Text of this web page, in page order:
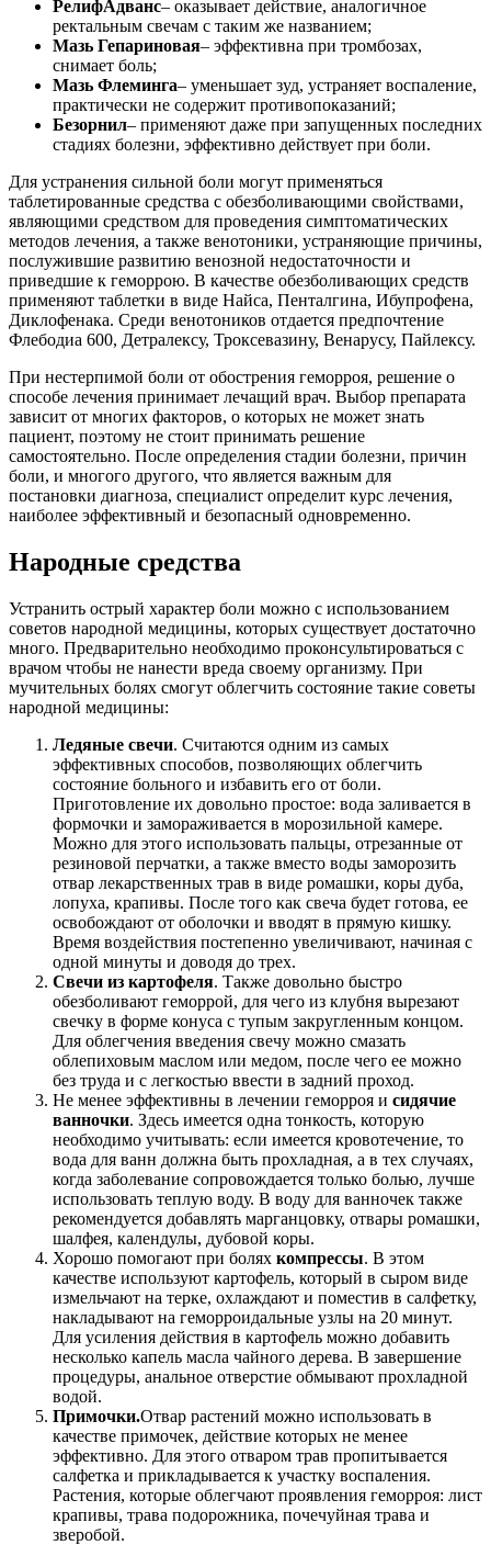
РелифАдванс– оказывает действие, аналогичное
ректальным свечам с таким же названием;
Мазь Гепариновая– эффективна при тромбозах,
снимает боль;
Мазь Флеминга– уменьшает зуд, устраняет воспаление,
практически не содержит противопоказаний;
Безорнил– применяют даже при запущенных последних
стадиях болезни, эффективно действует при боли.
Для устранения сильной боли могут применяться
таблетированные средства с обезболивающими свойствами,
являющими средством для проведения симптоматических
методов лечения, а также венотоники, устраняющие причины,
послужившие развитию венозной недостаточности и
приведшие к геморрою. В качестве обезболивающих средств
применяют таблетки в виде Найса, Пенталгина, Ибупрофена,
Диклофенака. Среди венотоников отдается предпочтение
Флебодиа 600, Детралексу, Троксевазину, Венарусу, Пайлексу.
При нестерпимой боли от обострения геморроя, решение о
способе лечения принимает лечащий врач. Выбор препарата
зависит от многих факторов, о которых не может знать
пациент, поэтому не стоит принимать решение
самостоятельно. После определения стадии болезни, причин
боли, и многого другого, что является важным для
постановки диагноза, специалист определит курс лечения,
наиболее эффективный и безопасный одновременно.
Народные средства
Устранить острый характер боли можно с использованием
советов народной медицины, которых существует достаточно
много. Предварительно необходимо проконсультироваться с
врачом чтобы не нанести вреда своему организму. При
мучительных болях смогут облегчить состояние такие советы
народной медицины:
Ледяные свечи. Считаются одним из самых
эффективных способов, позволяющих облегчить
состояние больного и избавить его от боли.
Приготовление их довольно простое: вода заливается в
формочки и замораживается в морозильной камере.
Можно для этого использовать пальцы, отрезанные от
резиновой перчатки, а также вместо воды заморозить
отвар лекарственных трав в виде ромашки, коры дуба,
лопуха, крапивы. После того как свеча будет готова, ее
освобождают от оболочки и вводят в прямую кишку.
Время воздействия постепенно увеличивают, начиная с
одной минуты и доводя до трех.
Свечи из картофеля. Также довольно быстро
обезболивают геморрой, для чего из клубня вырезают
свечку в форме конуса с тупым закругленным концом.
Для облегчения введения свечу можно смазать
облепиховым маслом или медом, после чего ее можно
без труда и с легкостью ввести в задний проход.
Не менее эффективны в лечении геморроя и сидячие
ванночки. Здесь имеется одна тонкость, которую
необходимо учитывать: если имеется кровотечение, то
вода для ванн должна быть прохладная, а в тех случаях,
когда заболевание сопровождается только болью, лучше
использовать теплую воду. В воду для ванночек также
рекомендуется добавлять марганцовку, отвары ромашки,
шалфея, календулы, дубовой коры.
Хорошо помогают при болях компрессы. В этом
качестве используют картофель, который в сыром виде
измельчают на терке, охлаждают и поместив в салфетку,
накладывают на геморроидальные узлы на 20 минут.
Для усиления действия в картофель можно добавить
несколько капель масла чайного дерева. В завершение
процедуры, анальное отверстие обмывают прохладной
водой.
Примочки.Отвар растений можно использовать в
качестве примочек, действие которых не менее
эффективно. Для этого отваром трав пропитывается
салфетка и прикладывается к участку воспаления.
Растения, которые облегчают проявления геморроя: лист
крапивы, трава подорожника, почечуйная трава и
зверобой.